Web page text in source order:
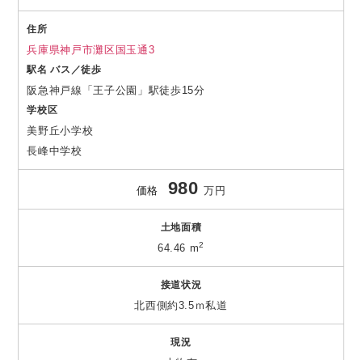
住所
兵庫県神戸市灘区国玉通3
駅名 バス／徒歩
阪急神戸線「王子公園」駅徒歩15分
学校区
美野丘小学校
長峰中学校
価格 980万円
土地面積
64.46 m2
接道状況
北西側約3.5ｍ私道
現況